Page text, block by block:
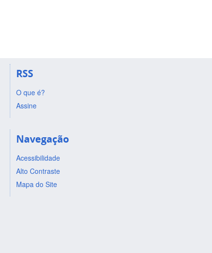
RSS
O que é?
Assine
Navegação
Acessibilidade
Alto Contraste
Mapa do Site